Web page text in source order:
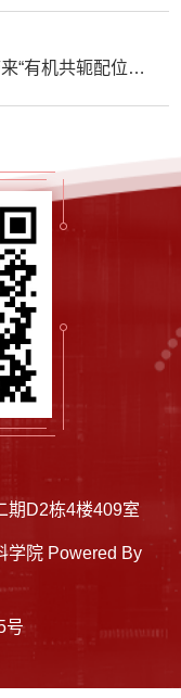
学术讲座：上海交通大学黄幸教授带来“有机共轭配位聚合物电子学”
期D2栋4楼409室
学院 Powered By
号